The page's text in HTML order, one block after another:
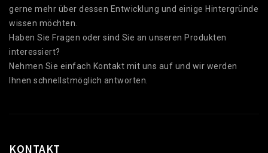
gerne mehr über dessen Entwicklung und einige Hintergründe
wissen möchten.
Haben Sie Fragen oder sind Sie an unseren Produkten
interessiert?
Nehmen Sie einfach Kontakt mit uns auf und wir werden
Ihnen schnellstmöglich antworten.
KONTAKT